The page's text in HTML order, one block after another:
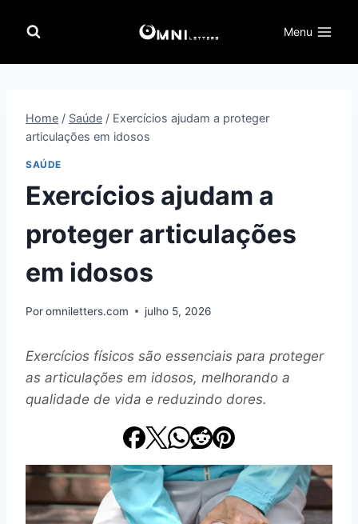
para
Menu
Home / Saúde / Exercícios ajudam a proteger
articulações em idosos
SAÚDE
Exercícios ajudam a
proteger articulações
em idosos
Poromniletters.com julho 5, 2026
Exercícios físicos são essenciais para proteger
as articulações em idosos, melhorando a
qualidade de vida e reduzindo dores.